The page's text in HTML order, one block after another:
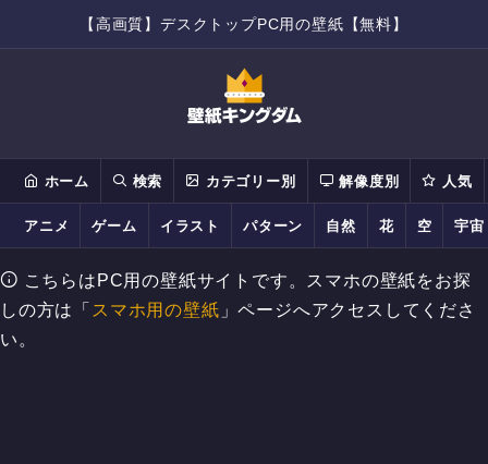
【高画質】デスクトップPC用の壁紙【無料】
ホーム 検索 カテゴリー別 解像度別 人気
アニメ ゲーム イラスト パターン 自然 花 空 宇宙
こちらはPC用の壁紙サイトです。スマホの壁紙をお探
しの方は「 スマホ用の壁紙 」ページへアクセスしてくださ
い。